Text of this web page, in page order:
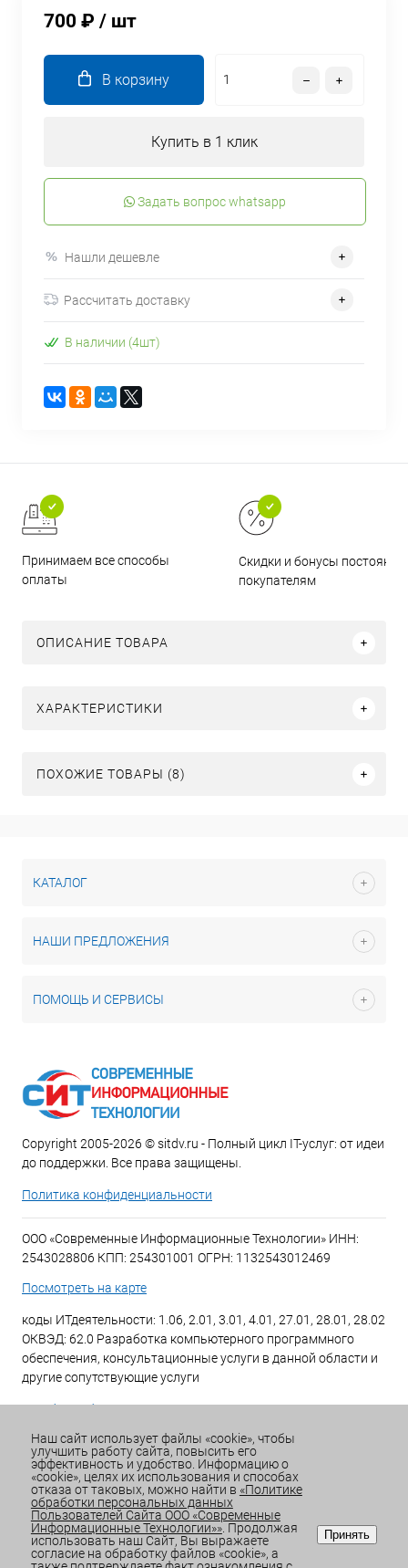
700 ₽ / шт
В корзину
Купить в 1 клик
Задать вопрос whatsapp
Нашли дешевле
Рассчитать доставку
В наличии (4шт)
Принимаем все способы
оплаты
Скидки и бонусы
покупателям
ОПИСАНИЕ ТОВАРА
ХАРАКТЕРИСТИКИ
ПОХОЖИЕ ТОВАРЫ (8)
КАТАЛОГ
НАШИ ПРЕДЛОЖЕНИЯ
ПОМОЩЬ И СЕРВИСЫ
Copyright 2005-2026 © sitdv.ru - Полный цикл IT-услуг: от идеи
до поддержки. Все права защищены.
Политика конфиденциальности
ООО «Современные Информационные Технологии» ИНН:
2543028806 КПП: 254301001 ОГРН: 1132543012469
Посмотреть на карте
коды ИТдеятельности: 1.06, 2.01, 3.01, 4.01, 27.01, 28.01, 28.02
ОКВЭД: 62.0 Разработка компьютерного программного
обеспечения, консультационные услуги в данной области и
другие сопутствующие услуги
Email:office@sitdv.ru
График работы Пн-Пт: с 9:00 до 18:00 Сб/Вс: Выходной
Наш сайт использует файлы «cookie», чтобы
улучшить работу сайта, повысить его
эффективность и удобство. Информацию о
«cookie», целях их использования и способах
отказа от таковых, можно найти в «Политике
обработки персональных данных
Пользователей Сайта ООО «Современные
Информационные Технологии»». Продолжая
использовать наш Сайт, Вы выражаете
согласие на обработку файлов «cookie», а
Принять